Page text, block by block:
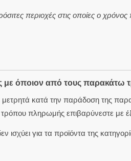
περιοχές στις οποίες ο
όποιον από τους παρακάτω
κατά την παράδοση της
πληρωμής επιβαρύνεστε με
για τα προϊόντα της